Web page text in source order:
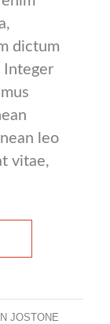
dictum
Integer
leo
vitae,
JOSTONE